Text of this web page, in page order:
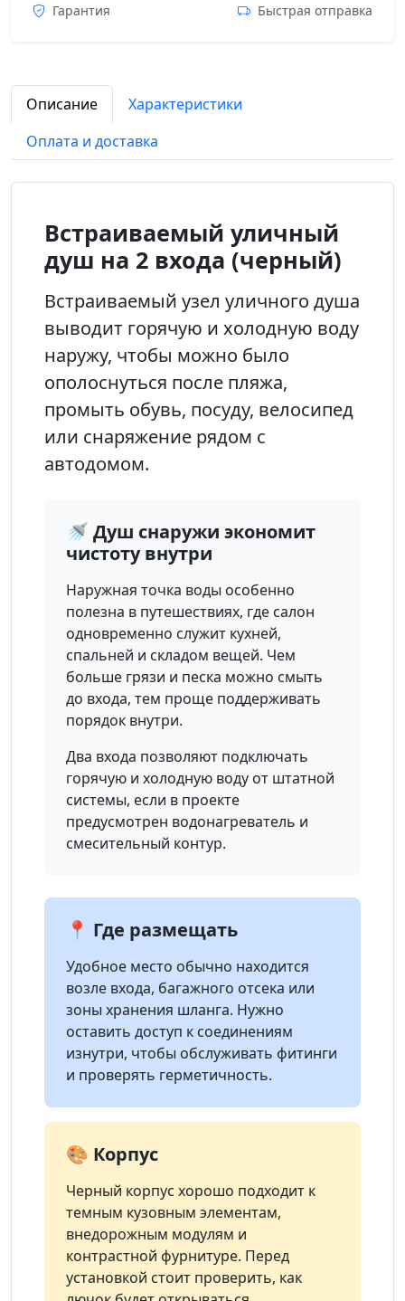
Гарантия Быстрая отправка
Описание
Характеристики
Оплата и доставка
Встраиваемый уличный
душ на 2 входа (черный)
Встраиваемый узел уличного душа
выводит горячую и холодную воду
наружу, чтобы можно было
ополоснуться после пляжа,
промыть обувь, посуду, велосипед
или снаряжение рядом с
автодомом.
🚿 Душ снаружи экономит
чистоту внутри
Наружная точка воды особенно
полезна в путешествиях, где салон
одновременно служит кухней,
спальней и складом вещей. Чем
больше грязи и песка можно смыть
до входа, тем проще поддерживать
порядок внутри.
Два входа позволяют подключать
горячую и холодную воду от штатной
системы, если в проекте
предусмотрен водонагреватель и
смесительный контур.
📍 Где размещать
Удобное место обычно находится
возле входа, багажного отсека или
зоны хранения шланга. Нужно
оставить доступ к соединениям
изнутри, чтобы обслуживать фитинги
и проверять герметичность.
🎨 Корпус
Черный корпус хорошо подходит к
темным кузовным элементам,
внедорожным модулям и
контрастной фурнитуре. Перед
установкой стоит проверить, как